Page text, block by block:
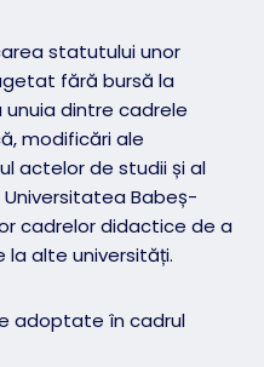
statutului unor
fără bursă la
dintre cadrele
modificări ale
actelor de studii și al
Babeș-
cadrelor didactice de a
alte universități.
adoptate în cadrul